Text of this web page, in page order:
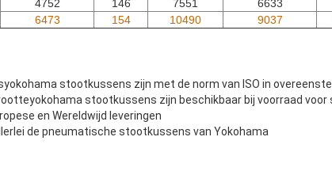
4752 146 7551 6633
6473 154 10490 9037
stootkussens zijn met de norm van ISO in
stootkussens zijn beschikbaar bij voorraad voor
en Wereldwijd leveringen
de pneumatische stootkussens van Yokohama